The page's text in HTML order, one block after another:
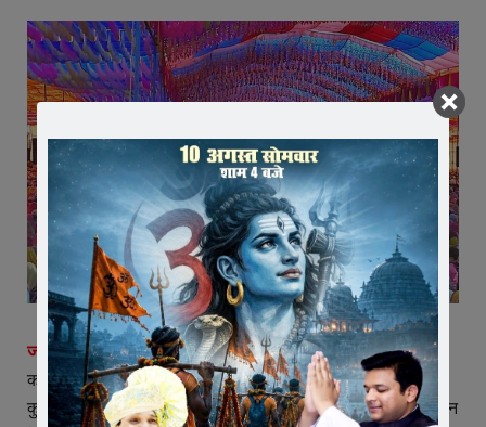
जावरा।भगवान ने हमें क्या दिया हैं, कितना दिया हैं, पहले इसका ध्यान
करो, भगवान ने हमें ट्रॉली भर कर गेहूं दिए, सोयाबीन दिए और भी बहुत
कुछ दे रखा हैं। भगवान हमें जो कमाई दे रहा हैं, उसका दसवांश हमें भगवान